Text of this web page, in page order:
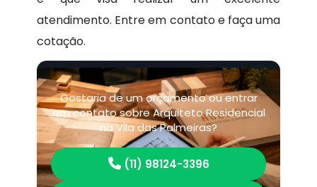
atendimento. Entre em contato e faça uma
cotação.
Gostaria de um orçamento ou entrar
em contato sobre Arquiteto Residencial
na Vila das Palmeiras?
(11) 98124-3396